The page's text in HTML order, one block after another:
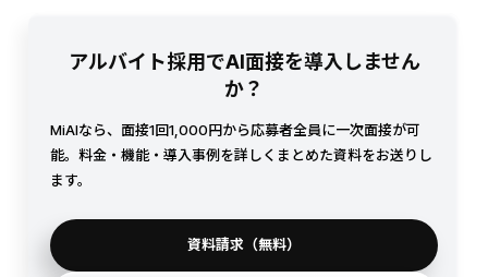
アルバイト採用でAI面接を導入しません
か？
MiAIなら、面接1回1,000円から応募者全員に一次面接が可
能。料金・機能・導入事例を詳しくまとめた資料をお送りし
ます。
資料請求（無料）